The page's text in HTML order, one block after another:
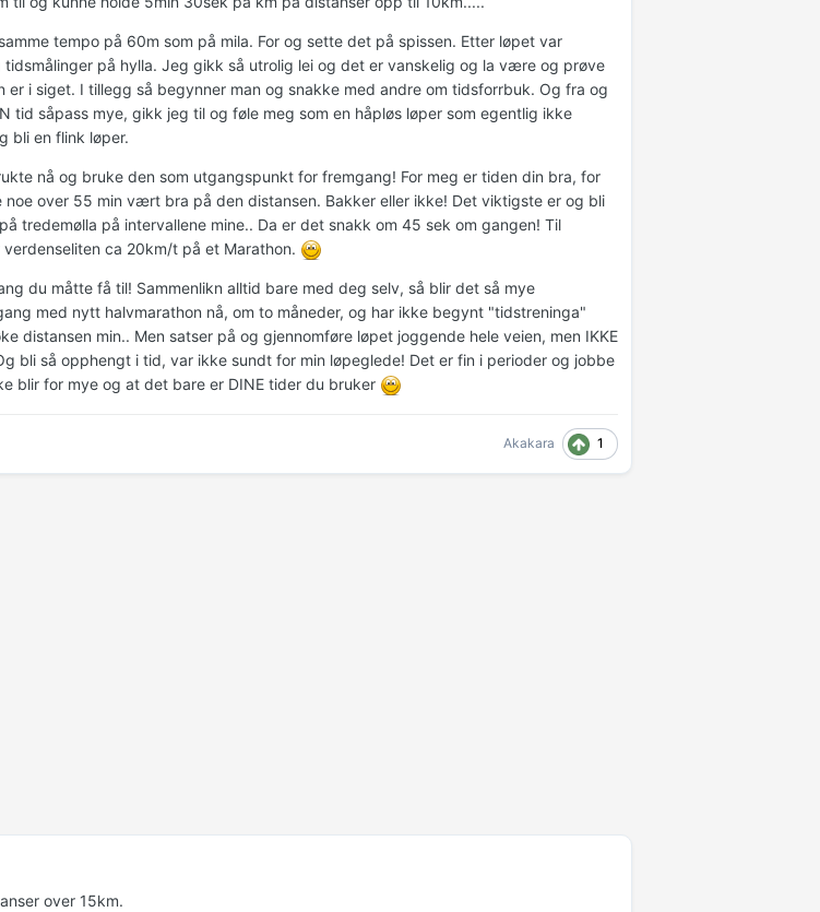
tempo på 60m som på mila. For og sette det på spissen. Etter løpet var
tidsmålinger på hylla. Jeg gikk så utrolig lei og det er vanskelig og la være og prøve
er i siget. I tillegg så begynner man og snakke med andre om tidsforrbuk. Og fra og
tid såpass mye, gikk jeg til og føle meg som en håpløs løper som egentlig ikke
bli en flink løper.
nå og bruke den som utgangspunkt for fremgang! For meg er tiden din bra, for
noe over 55 min vært bra på den distansen. Bakker eller ikke! Det viktigste er og bli
tredemølla på intervallene mine.. Da er det snakk om 45 sek om gangen! Til
ca 20km/t på et Marathon.
du måtte få til! Sammenlikn alltid bare med deg selv, så blir det så mye
med nytt halvmarathon nå, om to måneder, og har ikke begynt "tidstreninga"
distansen min.. Men satser på og gjennomføre løpet joggende hele veien, men IKKE
bli så opphengt i tid, var ikke sundt for min løpeglede! Det er fin i perioder og jobbe
blir for mye og at det bare er DINE tider du bruker
Akakara 1
over 15km.